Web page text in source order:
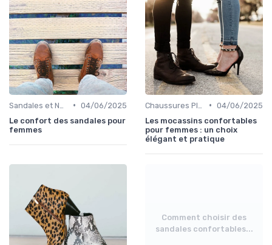
• 04/06/2025
Le confort des sandales pour
femmes
• 04/06/2025
Les mocassins confortables
pour femmes : un choix
élégant et pratique
Comment choisir des
sandales confortables...